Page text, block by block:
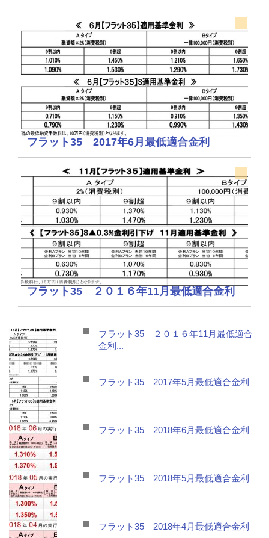
フラット35 2017年6月最低適合金利
フラット35 ２０１６年11月最低適合金利
フラット35 ２０１６年11月最低適合
金利...
フラット35 2017年5月最低適合金利
フラット35 2018年6月最低適合金利
フラット35 2018年5月最低適合金利
フラット35 2018年4月最低適合金利